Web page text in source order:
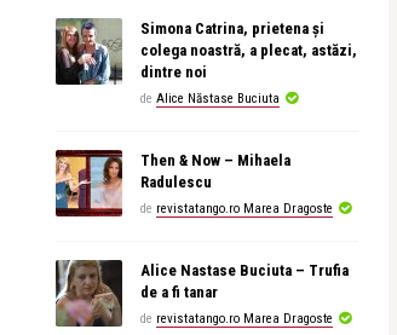
Simona Catrina, prietena și
colega noastră, a plecat, astăzi,
dintre noi
de Alice Năstase Buciuta
Then & Now – Mihaela
Radulescu
de revistatango.ro Marea Dragoste
Alice Nastase Buciuta – Trufia
de a fi tanar
de revistatango.ro Marea Dragoste